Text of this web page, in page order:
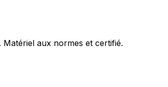
aux normes et certifié.